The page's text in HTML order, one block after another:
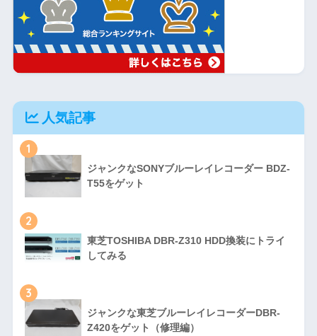
人気記事
1
ジャンクなSONYブルーレイレコーダー BDZ-
T55をゲット
2
東芝TOSHIBA DBR-Z310 HDD換装にトライ
してみる
3
ジャンクな東芝ブルーレイレコーダーDBR-
Z420をゲット（修理編）